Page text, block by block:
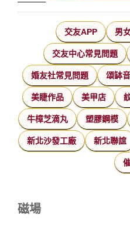
交友APP 男
交友中心常見問題
婚友社常見問題 頌缽
美睫作品 美甲店
牛樟芝滴丸 塑膠鋼模
新北沙發工廠 新北聯誼
磁場